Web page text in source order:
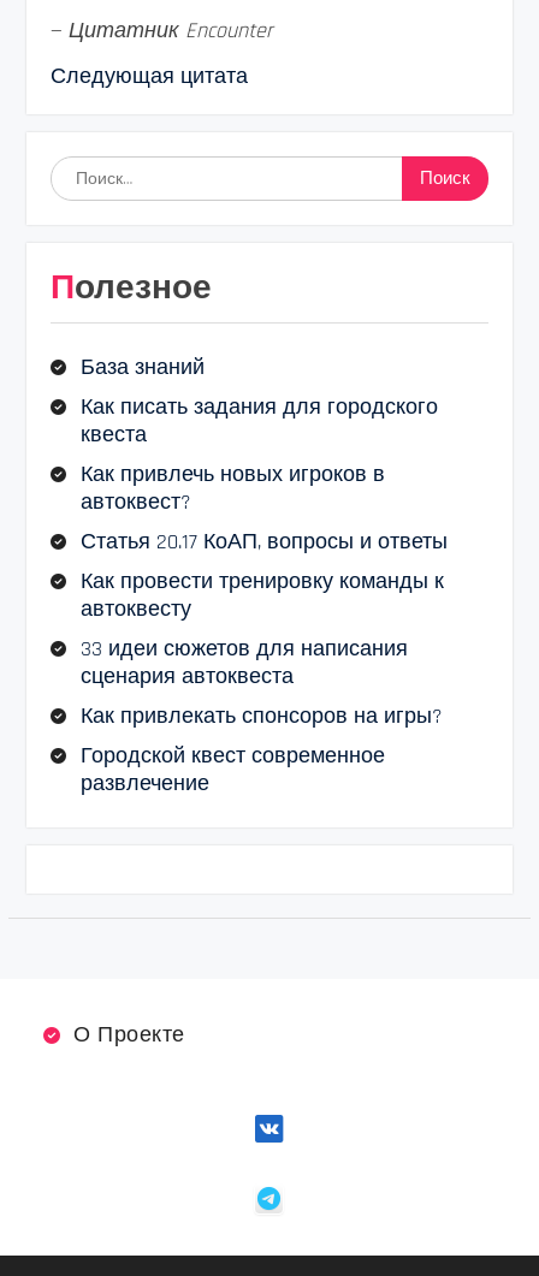
— Цитатник Encounter
Следующая цитата
Найти:
Полезное
База знаний
Как писать задания для городского
квеста
Как привлечь новых игроков в
автоквест?
Статья 20.17 КоАП, вопросы и ответы
Как провести тренировку команды к
автоквесту
33 идеи сюжетов для написания
сценария автоквеста
Как привлекать спонсоров на игры?
Городской квест современное
развлечение
О Проекте